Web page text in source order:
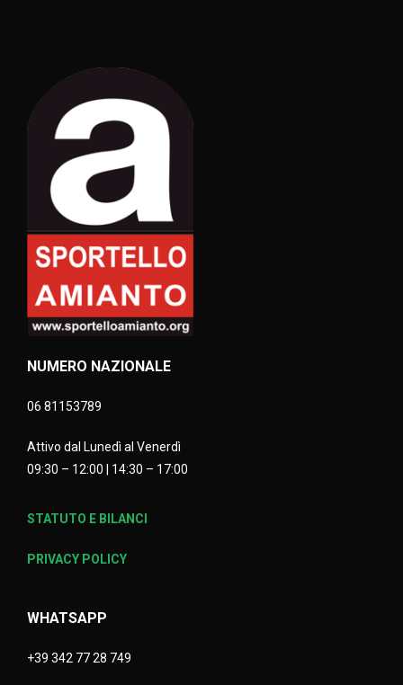
NUMERO NAZIONALE
06 81153789
Attivo dal Lunedì al Venerdì
09:30 – 12:00 | 14:30 – 17:00
STATUTO E BILANCI
PRIVACY POLICY
WHATSAPP
+39 342 77 28 749